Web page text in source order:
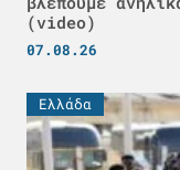
(video)
07.08.26
Ελλάδα